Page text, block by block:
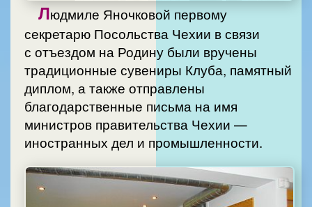
Людмиле Яночковой первому
секретарю Посольства Чехии в связи
с отъездом на Родину были вручены
традиционные сувениры Клуба, памятный
диплом, а также отправлены
благодарственные письма на имя
министров правительства Чехии —
иностранных дел и промышленности.